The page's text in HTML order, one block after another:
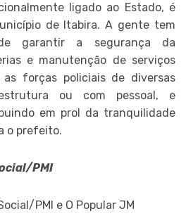
ligado ao Estado, é
de Itabira. A gente tem
garantir a segurança da
e manutenção de serviços
as forças policiais de diversas
ou com pessoal, e
em prol da tranquilidade
o prefeito.
PMI
PMI e O Popular JM